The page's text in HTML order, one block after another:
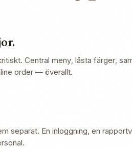
Central meny, låsta färger,
order — överallt.
separat. En inloggning, en